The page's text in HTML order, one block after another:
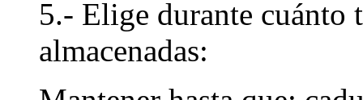
5.- Elige durante cuánto
almacenadas: